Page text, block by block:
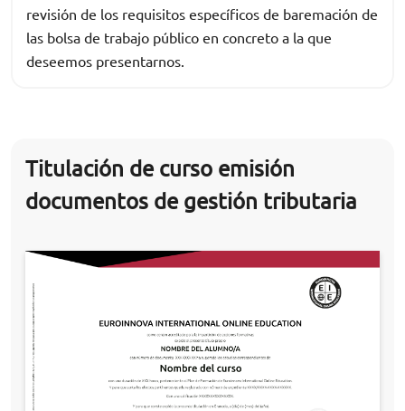
revisión de los requisitos específicos de baremación de
las bolsa de trabajo público en concreto a la que
deseemos presentarnos.
Titulación de curso emisión
documentos de gestión tributaria